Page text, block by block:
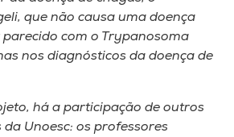
que não causa uma doença
com o Trypanosoma
nos diagnósticos da doença de
há a participação de outros
Unoesc: os professores